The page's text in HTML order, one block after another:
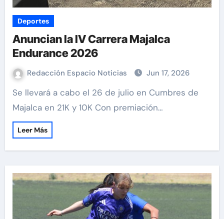
Deportes
Anuncian la IV Carrera Majalca
Endurance 2026
Redacción Espacio Noticias Jun 17, 2026
Se llevará a cabo el 26 de julio en Cumbres de
Majalca en 21K y 10K Con premiación…
Leer Más